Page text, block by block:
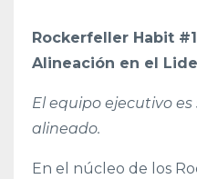
Rockerfeller Habit
Alineación en el
El equipo ejecutivo
alineado.
En el núcleo de los